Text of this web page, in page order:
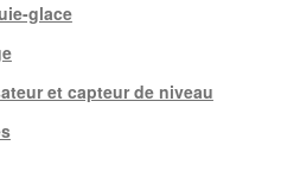
glace
et capteur de niveau